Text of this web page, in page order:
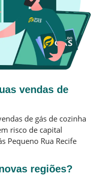
vendas de
de gás de cozinha
risco de capital
Pequeno Rua Recife
regiões?